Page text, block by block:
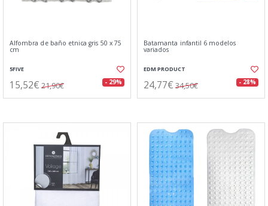
Alfombra de baño etnica gris 50 x 75
cm
5FIVE
15,52€ 21,90€ - 29%
Batamanta infantil 6 modelos
variados
EDM PRODUCT
24,77€ 34,50€ - 28%